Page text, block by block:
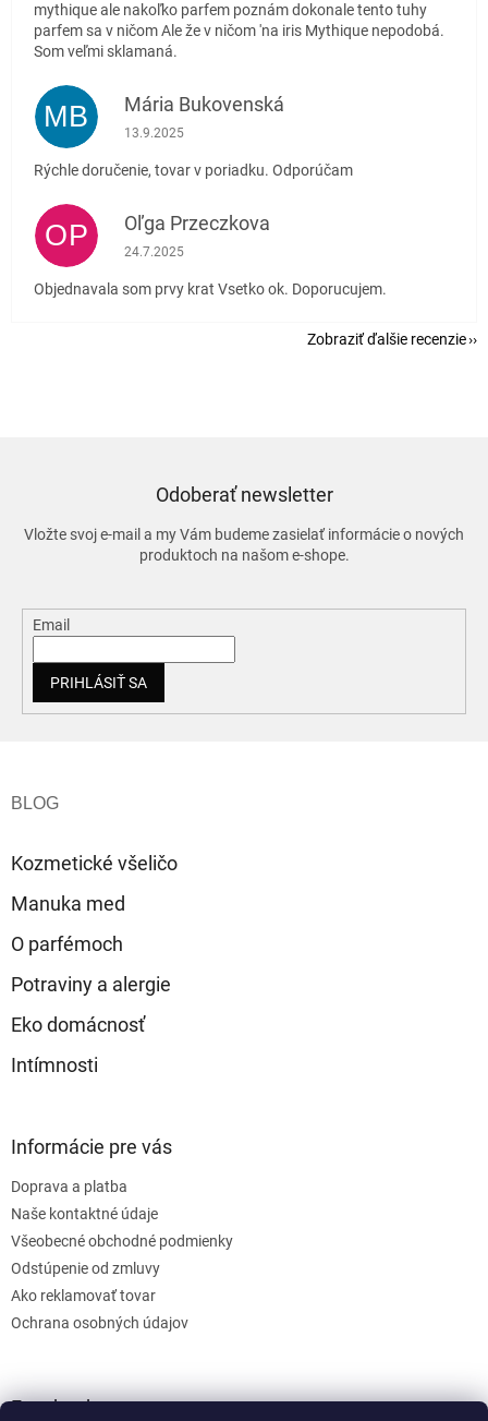
mythique ale nakoľko parfem poznám dokonale tento tuhy
parfem sa v ničom Ale že v ničom 'na iris Mythique nepodobá.
Som veľmi sklamaná.
MB Mária Bukovenská
Hodnotenie obchodu je 5 z 5 hviezdičiek.
13.9.2025
Rýchle doručenie, tovar v poriadku. Odporúčam
OP Oľga Przeczkova
Hodnotenie obchodu je 5 z 5 hviezdičiek.
24.7.2025
Objednavala som prvy krat Vsetko ok. Doporucujem.
Zobraziť ďalšie recenzie
Odoberať newsletter
Vložte svoj e-mail a my Vám budeme zasielať informácie o nových
produktoch na našom e-shope.
Email
PRIHLÁSIŤ SA
Kozmetické všeličo
Manuka med
O parfémoch
Potraviny a alergie
Eko domácnosť
Intímnosti
Informácie pre vás
Doprava a platba
Naše kontaktné údaje
Všeobecné obchodné podmienky
Odstúpenie od zmluvy
Ako reklamovať tovar
Ochrana osobných údajov
Facebook